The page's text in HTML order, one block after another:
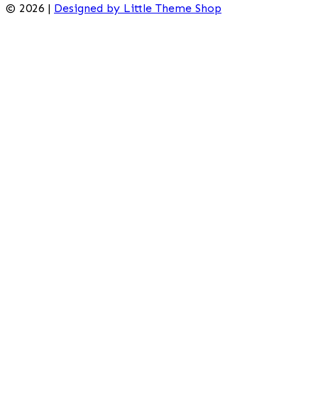
© 2026 | Designed by Little Theme Shop